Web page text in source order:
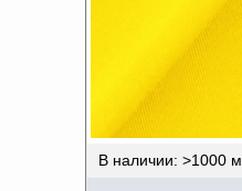
В наличии: >1000 м.